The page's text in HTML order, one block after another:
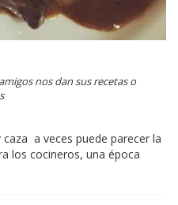
nos dan sus recetas o
a veces puede parecer la
los cocineros, una época